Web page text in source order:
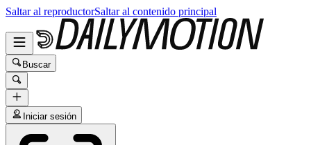
Saltar al reproductorSaltar al contenido principal
Buscar
Iniciar sesión